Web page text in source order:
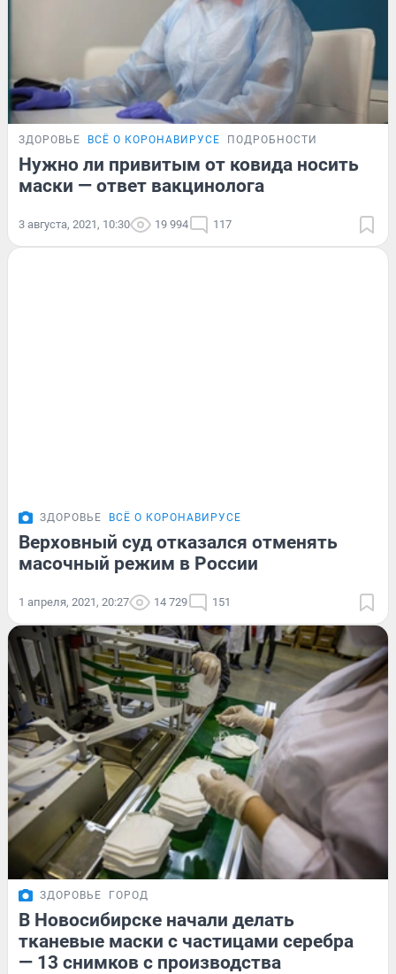
ЗДОРОВЬЕ ВСЁ О КОРОНАВИРУСЕ ПОДРОБНОСТИ
Нужно ли привитым от ковида носить
маски — ответ вакцинолога
3 августа, 2021, 10:30 19 994 117
ЗДОРОВЬЕ ВСЁ О КОРОНАВИРУСЕ
Верховный суд отказался отменять
масочный режим в России
1 апреля, 2021, 20:27 14 729 151
ЗДОРОВЬЕ ГОРОД
В Новосибирске начали делать
тканевые маски с частицами серебра
— 13 снимков с производства